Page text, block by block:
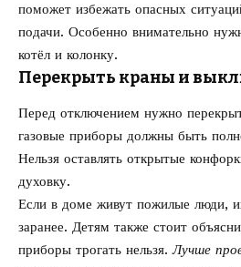
поможет избежать опасных
подачи. Особенно внимательно
котёл и колонку.
Перекрыть краны и
Перед отключением нужно
газовые приборы должны быть
Нельзя оставлять открытые
духовку.
Если в доме живут пожилые люди,
заранее. Детям также стоит
приборы трогать нельзя.Лучше